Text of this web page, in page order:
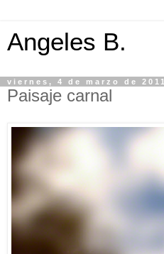
Angeles B.
viernes, 4 de marzo de 2011
Paisaje carnal